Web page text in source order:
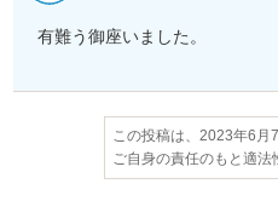
有難う御座いました。
この投稿は、2023年6月
ご自身の責任のもと適